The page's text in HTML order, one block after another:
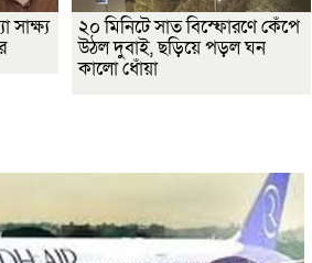
সাক্ষ্য
২০ মিনিটে সাত বিস্ফোরণে কেঁপে
উঠল দুবাই, ছড়িয়ে পড়ল ঘন
কালো ধোঁয়া